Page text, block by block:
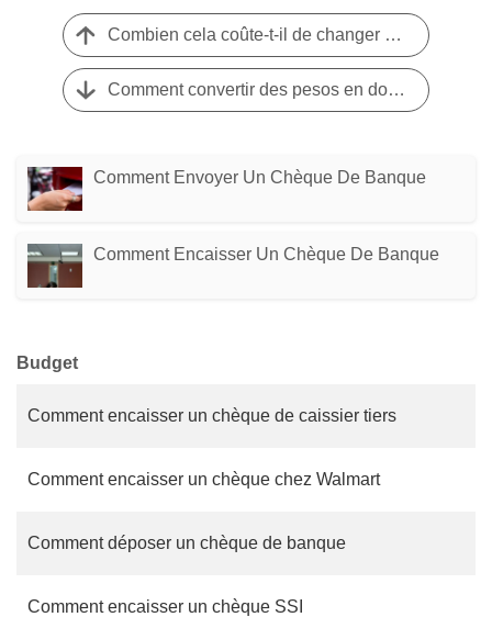
Combien cela coûte-t-il de changer de nom dans l'Ohio ?
Comment convertir des pesos en dollars
Comment Envoyer Un Chèque De Banque
Comment Encaisser Un Chèque De Banque
Budget
Comment encaisser un chèque de caissier tiers
Comment encaisser un chèque chez Walmart
Comment déposer un chèque de banque
Comment encaisser un chèque SSI